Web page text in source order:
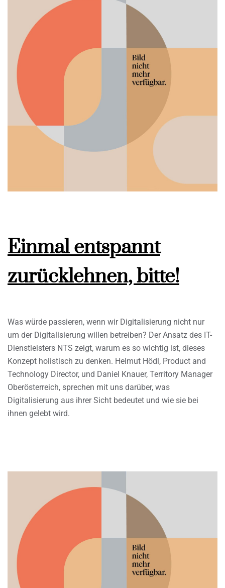
Einmal entspannt
zurücklehnen, bitte!
Was würde passieren, wenn wir Digitalisierung nicht nur
um der Digitalisierung willen betreiben? Der Ansatz des IT-
Dienstleisters NTS zeigt, warum es so wichtig ist, dieses
Konzept holistisch zu denken. Helmut Hödl, Product and
Technology Director, und Daniel Knauer, Territory Manager
Oberösterreich, sprechen mit uns darüber, was
Digitalisierung aus ihrer Sicht bedeutet und wie sie bei
ihnen gelebt wird.